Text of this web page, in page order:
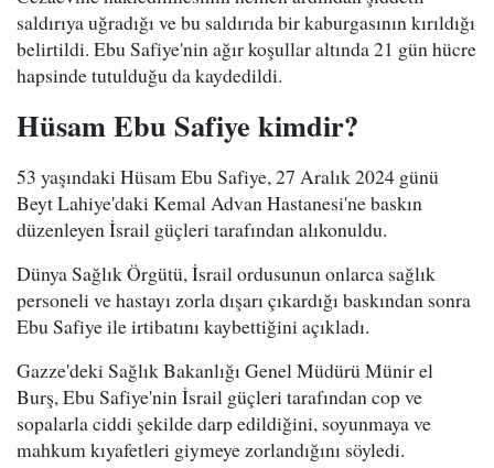
saldırıya uğradığı ve bu saldırıda bir kaburgasının kırıldığı
belirtildi. Ebu Safiye'nin ağır koşullar altında 21 gün hücre
hapsinde tutulduğu da kaydedildi.
Hüsam Ebu Safiye kimdir?
53 yaşındaki Hüsam Ebu Safiye, 27 Aralık 2024 günü
Beyt Lahiye'daki Kemal Advan Hastanesi'ne baskın
düzenleyen İsrail güçleri tarafından alıkonuldu.
Dünya Sağlık Örgütü, İsrail ordusunun onlarca sağlık
personeli ve hastayı zorla dışarı çıkardığı baskından sonra
Ebu Safiye ile irtibatını kaybettiğini açıkladı.
Gazze'deki Sağlık Bakanlığı Genel Müdürü Münir el
Burş, Ebu Safiye'nin İsrail güçleri tarafından cop ve
sopalarla ciddi şekilde darp edildiğini, soyunmaya ve
mahkum kıyafetleri giymeye zorlandığını söyledi.